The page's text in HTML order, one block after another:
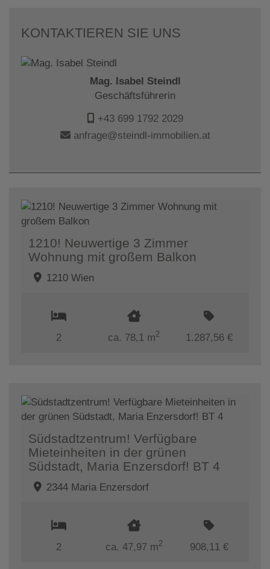
KONTAKTIEREN SIE UNS
Mag. Isabel Steindl
Geschäftsführerin
+43 699 1792 2029
anfrage@steindl-immobilien.at
1210! Neuwertige 3 Zimmer
Wohnung mit großem Balkon
1210 Wien
2 ca. 78,1 m2 1.287,56 €
Südstadtzentrum! Verfügbare
Mieteinheiten in der grünen
Südstadt, Maria Enzersdorf! BT 4
2344 Maria Enzersdorf
2 ca. 47,97 m2 908,11 €